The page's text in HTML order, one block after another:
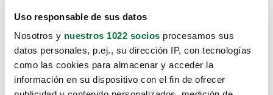
Uso responsable de sus datos
Nosotros y nuestros 1022 socios procesamos sus
datos personales, p.ej., su dirección IP, con tecnologías
como las cookies para almacenar y acceder la
información en su dispositivo con el fin de ofrecer
Lo sentimos, no sabemos como